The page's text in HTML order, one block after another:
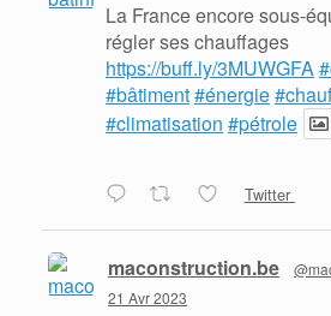
La France encore sous-
régler ses chauffages
https://buff.ly/3MUWGFA
#bâtiment#énergie
#climatisation #pétrole
Twitter
maconstruction.be
21 Avr 2023